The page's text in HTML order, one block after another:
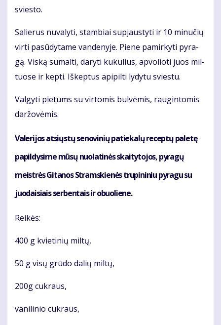
svies­to.
Sa­lie­rus nu­va­ly­ti, stam­biai su­pjaus­ty­ti ir 10 mi­nu­čių
vir­ti pa­sū­dy­ta­me van­de­ny­je. Pie­ne pa­mir­ky­ti py­ra­
gą. Vis­ką su­mal­ti, da­ry­ti ku­ku­lius, ap­vo­lio­ti juos mil­
tuo­se ir kep­ti. Iš­kep­tus api­pil­ti ly­dy­tu svies­tu.
Val­gy­ti pie­tums su vir­to­mis bul­vė­mis, rau­gin­to­mis
dar­žo­vė­mis.
Va­le­ri­jos at­siųs­tų se­no­vi­nių pa­tie­ka­lų re­cep­tų pa­le­tę
pa­pil­dy­si­me mū­sų nuo­la­ti­nės skai­ty­to­jos, py­ra­gų
meist­rės Gi­ta­nos Strams­kie­nės tru­pi­ni­niu py­ra­gu su
juo­dai­siais ser­ben­tais ir obuo­lie­ne.
Rei­kės:
400 g kvie­ti­nių mil­tų,
50 g vi­sų grū­do da­lių mil­tų,
200g cuk­raus,
va­ni­li­nio cuk­raus,